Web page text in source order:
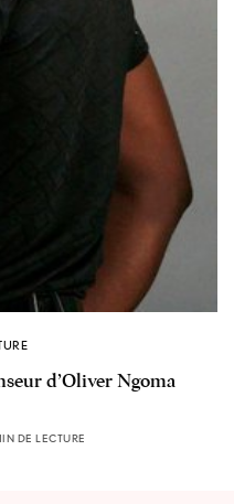
d’Oliver Ngoma
DE LECTURE